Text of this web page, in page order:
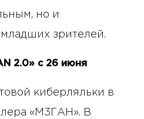
но и
зрителей.
2.0» с 26 июня
киберляльки в
«М3ГАН». В